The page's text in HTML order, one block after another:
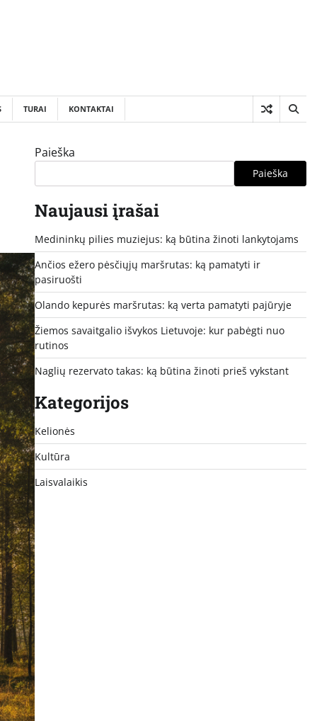
TURAI KONTAKTAI
Paieška
Paieška
Naujausi įrašai
Medininkų pilies muziejus: ką būtina žinoti lankytojams
Ančios ežero pėsčiųjų maršrutas: ką pamatyti ir
pasiruošti
Olando kepurės maršrutas: ką verta pamatyti pajūryje
Žiemos savaitgalio išvykos Lietuvoje: kur pabėgti nuo
rutinos
Naglių rezervato takas: ką būtina žinoti prieš vykstant
Kategorijos
Kelionės
Kultūra
Laisvalaikis